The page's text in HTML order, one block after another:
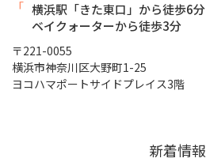
横浜駅「きた東口」から徒歩6分
ベイクォーターから徒歩3分
〒221-0055
横浜市神奈川区大野町1-25
ヨコハマポートサイドプレイス3階
新着情報